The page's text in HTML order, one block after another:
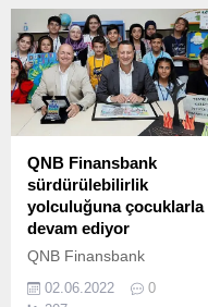
QNB Finansbank
sürdürülebilirlik
yolculuğuna çocuklarla
devam ediyor
QNB Finansbank
sürdürülebilirlik ve iklim
değişikliği ile mücadele
02.06.2022
0